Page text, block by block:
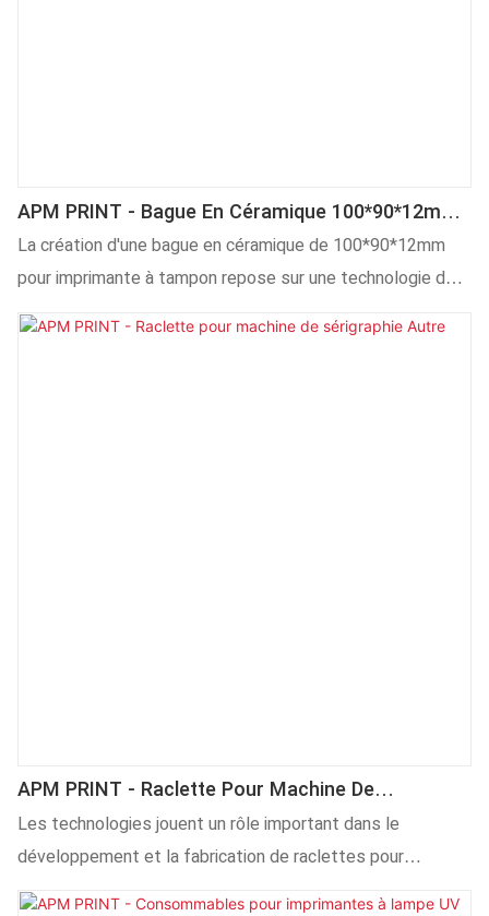
APM PRINT - Bague En Céramique 100*90*12mm
Pour Imprimante À Tampon Autre
La création d'une bague en céramique de 100*90*12mm
pour imprimante à tampon repose sur une technologie de
R&D mature et un positionnement précis sur le marché,
ainsi que sur des années de recherche minutieuse. De plus,
APM PRINT - Raclette Pour Machine De
Sérigraphie Autre
Les technologies jouent un rôle important dans le
développement et la fabrication de raclettes pour
machines de sérigraphie. Dans le(s) domaine(s) des autres